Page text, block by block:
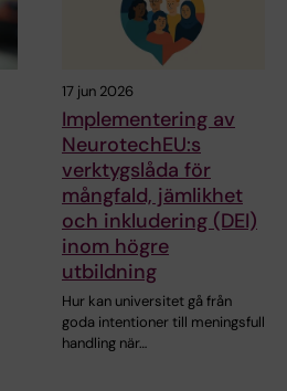
17 jun 2026
Implementering av
NeurotechEU:s
verktygslåda för
mångfald, jämlikhet
och inkludering (DEI)
inom högre
utbildning
Hur kan universitet gå från
goda intentioner till meningsfull
handling när…